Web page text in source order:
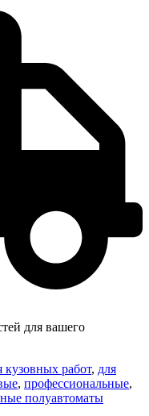
для вашего
кузовных работ, для
, профессиональные,
полуавтоматы